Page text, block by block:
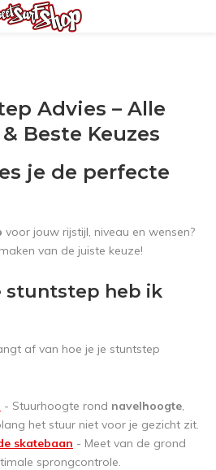
Advies – Alle
Beste Keuzes
je de perfecte
voor jouw rijstijl, niveau en wensen?
van de juiste keuze!
stuntstep heb ik
af van hoe je je stuntstep
- Stuurhoogte rond navelhoogte,
het stuur niet voor je gezicht zit.
skatebaan - Meet van de grond
sprongcontrole.